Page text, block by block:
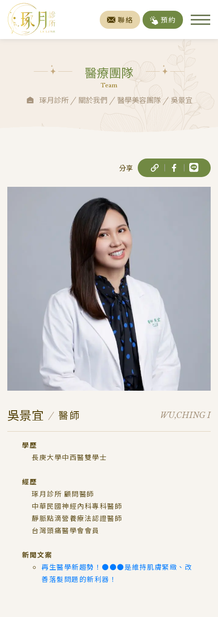
聯絡 預約
醫療團隊
Team
琢月診所 關於我們 醫學美容團隊 吳景宜
分享
吳景宜 醫師 WU,CHING I
學歷
長庚大學中西醫雙學士
經歷
琢月診所 顧問醫師
中華民國神經內科專科醫師
靜脈點滴營養療法認證醫師
台灣頭痛醫學會會員
新聞文案
再生醫學新趨勢！●●●是維持肌膚緊緻、改
善落髮問題的新利器！